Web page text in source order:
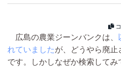
広島の農業ジーンバンクは、
れていましたが、どうやら廃止
です。しかしなぜか検索して